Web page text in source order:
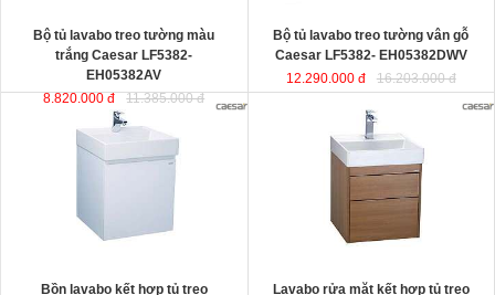
Bộ tủ lavabo treo tường màu
trắng Caesar LF5382-
EH05382AV
8.820.000 đ
11.385.000 đ
Bộ tủ lavabo treo tường vân gỗ
Caesar LF5382- EH05382DWV
12.290.000 đ
16.203.000 đ
Bồn lavabo kết hợp tủ treo tường
màu trắng Caesar LF5380-
EH05380AV
ược thiết kế đầy cảm
lượng thẩm mỹ của không gian
Bồn lavabo kết hợp tủ treo
Lavabo rửa mặt kết hợp tủ treo
Caesar LF5380- EH05380DWV
ược thiết kế đầy cảm hứng và sáng
tạo theo phong cách tối giản hiện
đại. Thể hiện chất lượng thẩm mỹ
của không gian phòng tắm.
: 500x500x100 mm.
Lavabo rửa mặt kết hợp tủ treo